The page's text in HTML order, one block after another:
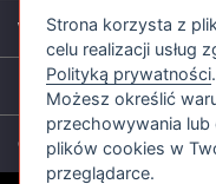
Wsparcie
Informacje
O nas
Strona korzysta z
celu realizacji usług
Polityką prywatności.
Możesz określić
przechowywania lub
plików cookies w
przeglądarce.